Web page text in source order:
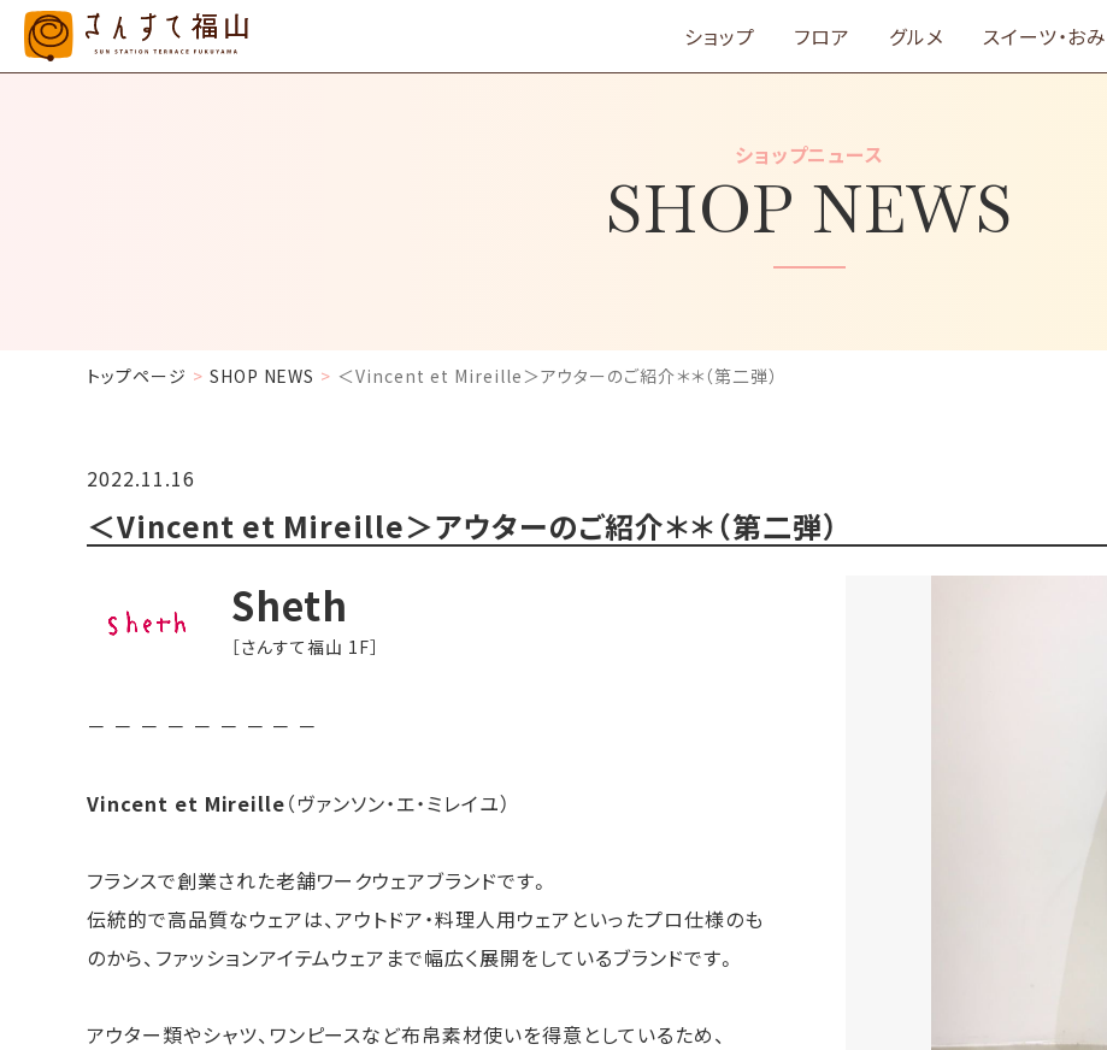
ショップ フロア グルメ スイーツ・お
SHOP NEWS
ショップニュース
トップページ SHOP NEWS ＜Vincent et Mireille＞アウターのご紹介＊＊（第二弾）
2022.11.16
＜Vincent et Mireille＞アウターのご紹介＊＊（第二弾）
Sheth
［さんすて福山 1F］
－ － － － － － － － －
Vincent et Mireille（ヴァンソン・エ・ミレイユ）
フランスで創業された老舗ワークウェアブランドです。
伝統的で高品質なウェアは、アウトドア・料理人用ウェアといったプロ仕様のも
のから、ファッションアイテムウェアまで幅広く展開をしているブランドです。
アウター類やシャツ、ワンピースなど布帛素材使いを得意としているため、